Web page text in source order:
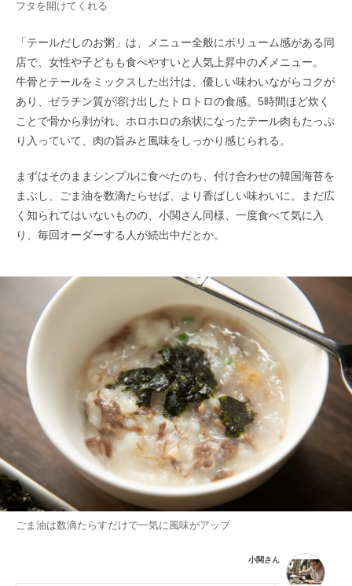
フタを開けてくれる
「テールだしのお粥」は、メニュー全般にボリューム感がある同
店で、女性や子どもも食べやすいと人気上昇中の〆メニュー。
牛骨とテールをミックスした出汁は、優しい味わいながらコクが
あり、ゼラチン質が溶け出したトロトロの食感。5時間ほど炊く
ことで骨から剥がれ、ホロホロの糸状になったテール肉もたっぷ
り入っていて、肉の旨みと風味をしっかり感じられる。
まずはそのままシンプルに食べたのち、付け合わせの韓国海苔を
まぶし、ごま油を数滴たらせば、より香ばしい味わいに。まだ広
く知られてはいないものの、小関さん同様、一度食べて気に入
り、毎回オーダーする人が続出中だとか。
ごま油は数滴たらすだけで一気に風味がアップ
小関さん